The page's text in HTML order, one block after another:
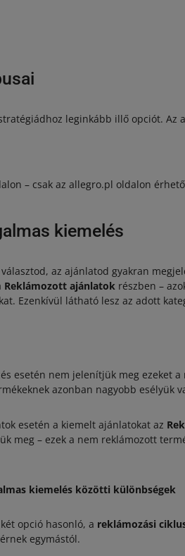
leginkább illő opciót. Az
– csak az allegro.pl oldalon
kiemelés
az ajánlatod gyakran
Reklámozott ajánlatok részben –
Ezenkívül látható lesz az adott
esetén nem jelenítjük meg ezeket a
azonban nagyobb esélyük
esetén a kiemelt ajánlatokat az
meg – ezek a nem reklámozott
kiemelés közötti különbségek
opció hasonló, a reklámozási
egymástól.